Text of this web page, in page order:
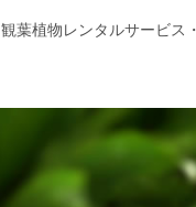
観葉植物レンタルサービス